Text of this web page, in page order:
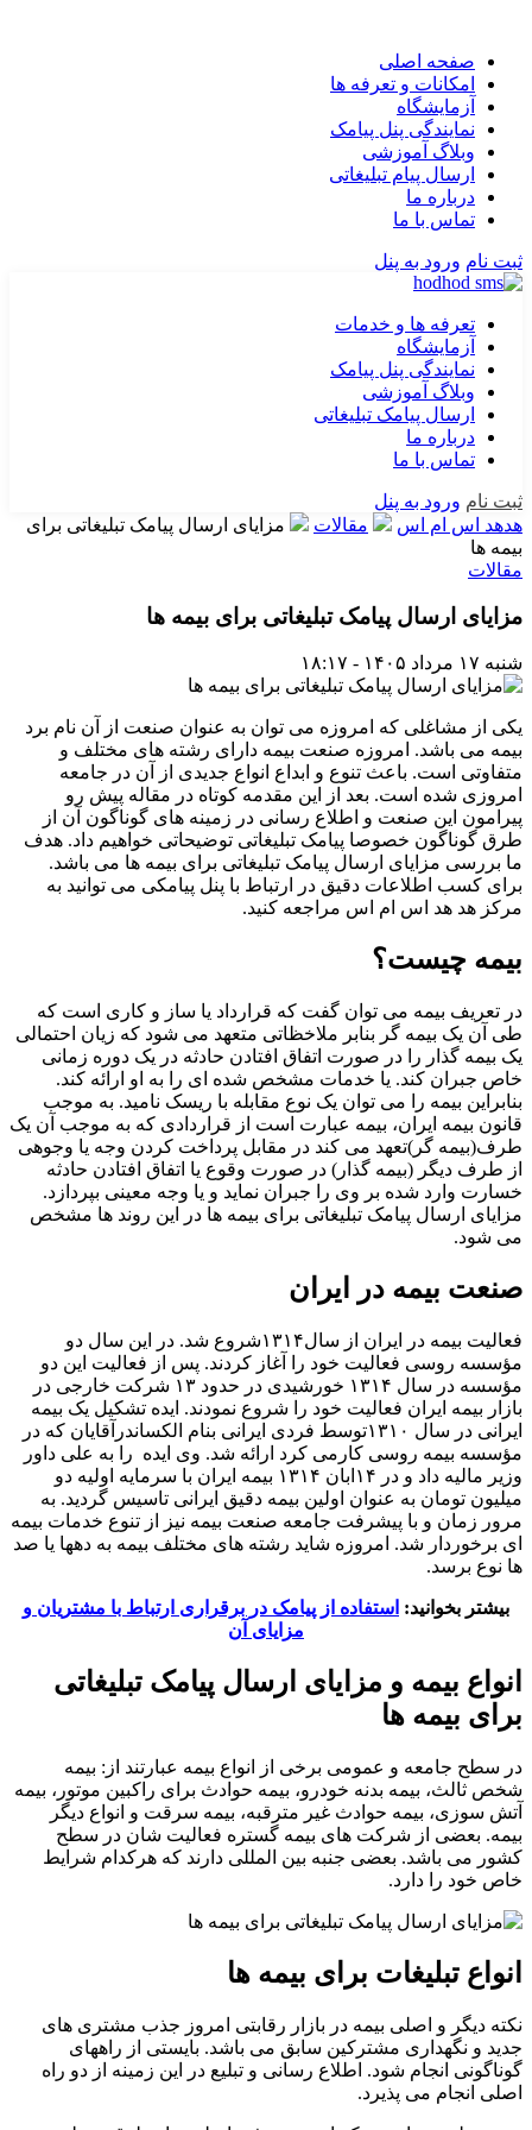
صفحه اصلی
امکانات و تعرفه ها
آزمایشگاه
نمایندگی پنل پیامک
وبلاگ آموزشی
ارسال پیام تبلیغاتی
درباره ما
تماس با ما
ثبت نام ورود به پنل
تعرفه ها و خدمات
آزمایشگاه
نمایندگی پنل پیامک
وبلاگ آموزشی
ارسال پیامک تبلیغاتی
درباره ما
تماس با ما
ثبت نام ورود به پنل
هدهد اس ام اس
مقالات
مزایای ارسال پیامک تبلیغاتی برای
بیمه ها
مقالات
مزایای ارسال پیامک تبلیغاتی برای بیمه ها
شنبه ۱۷ مرداد ۱۴۰۵ - ۱۸:۱۷
یکی از مشاغلی که امروزه می توان به عنوان صنعت از آن نام برد
بیمه می باشد. امروزه صنعت بیمه دارای رشته های مختلف و
متفاوتی است. باعث تنوع و ابداع انواع جدیدی از آن در جامعه
امروزی شده است. بعد از این مقدمه کوتاه در مقاله پیش رو
پیرامون این صنعت و اطلاع رسانی در زمینه های گوناگون آن از
طرق گوناگون خصوصا پیامک تبلیغاتی توضیحاتی خواهیم داد. هدف
ما بررسی مزایای ارسال پیامک تبلیغاتی برای بیمه ها می باشد.
برای کسب اطلاعات دقیق در ارتباط با پنل پیامکی می توانید به
مرکز هد هد اس ام اس مراجعه کنید.
بیمه چیست؟
در تعریف بیمه می توان گفت که قرارداد یا ساز و کاری است که
طی آن یک بیمه گر بنابر ملاخظاتی متعهد می شود که زیان احتمالی
یک بیمه گذار را در صورت اتفاق افتادن حادثه در یک دوره زمانی
خاص جبران کند. یا خدمات مشخص شده ای را به او ارائه کند.
بنابراین بیمه را می توان یک نوع مقابله با ریسک نامید. به موجب
قانون بیمه ایران، بیمه عبارت است از قراردادی که به موجب آن یک
طرف(بیمه گر)تعهد می کند در مقابل پرداخت کردن وجه یا وجوهی
از طرف دیگر (بیمه گذار) در صورت وقوع یا اتفاق افتادن حادثه
خسارت وارد شده بر وی را جبران نماید و یا وجه معینی بپردازد.
مزایای ارسال پیامک تبلیغاتی برای بیمه ها در این روند ها مشخص
می شود.
صنعت بیمه در ایران
فعالیت بیمه در ایران از سال۱۳۱۴شروع شد. در این سال دو
مؤسسه روسی فعالیت خود را آغاز کردند. پس از فعالیت این دو
مؤسسه در سال ۱۳۱۴ خورشیدی در حدود ۱۳ شرکت خارجی در
بازار بیمه ایران فعالیت خود را شروع نمودند. ایده تشکیل یک بیمه
ایرانی در سال ۱۳۱۰توسط فردی ایرانی بنام الکساندرآقایان که در
مؤسسه بیمه روسی کارمی کرد ارائه شد. وی ایده را به علی داور
وزیر مالیه داد و در ۱۴ابان ۱۳۱۴ بیمه ایران با سرمایه اولیه دو
میلیون تومان به‌ عنوان اولین بیمه دقیق ایرانی تاسیس گردید. به
مرور زمان و با پیشرفت جامعه صنعت بیمه نیز از تنوع خدمات بیمه
ای برخوردار شد. امروزه شاید رشته های مختلف بیمه به دهها یا صد
ها نوع برسد.
بیشتر بخوانید: استفاده از پیامک در برقراری ارتباط با مشتریان و
مزایای آن
انواع بیمه و مزایای ارسال پیامک تبلیغاتی
برای بیمه ها
در سطح جامعه و عمومی برخی از انواع بیمه عبارتند از: بیمه
شخص ثالث، بیمه بدنه خودرو، بیمه حوادث برای راکبین موتور، بیمه
آتش سوزی، بیمه حوادث غیر مترقبه، بیمه سرقت و انواع دیگر
بیمه. بعضی از شرکت های بیمه گستره فعالیت شان در سطح
کشور می باشد. بعضی جنبه بین المللی دارند که هرکدام شرایط
خاص خود را دارد.
انواع تبلیغات برای بیمه ها
نکته دیگر و اصلی بیمه در بازار رقابتی امروز جذب مشتری های
جدید و نگهداری مشترکین سابق می باشد. بایستی از راههای
گوناگونی انجام شود. اطلاع رسانی و تبلیع در این زمینه از دو راه
اصلی انجام می پذیرد.